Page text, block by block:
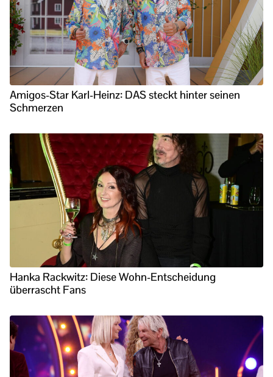
Amigos-Star Karl-Heinz: DAS steckt hinter seinen
Schmerzen
Hanka Rackwitz: Diese Wohn-Entscheidung
überrascht Fans